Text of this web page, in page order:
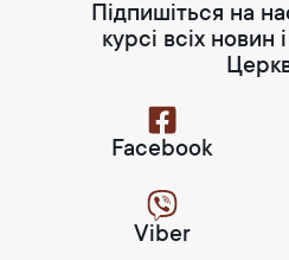
Підпишіться на
курсі всіх новин
Facebook
Viber